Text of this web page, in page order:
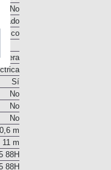
Sí
No
Sí
No
No
No
10,6 m
11 m
88H